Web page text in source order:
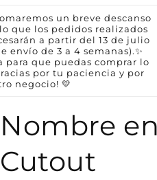
un breve descanso
que los pedidos realizados
a partir del 13 de julio
de 3 a 4 semanas).✨
que puedas comprar lo
por tu paciencia y por
negocio! 💛
Nombre
Cutout